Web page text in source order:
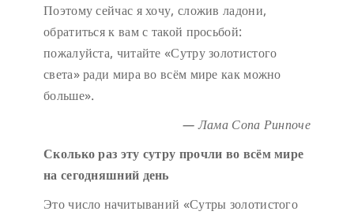
Поэтому сейчас я хочу, сложив ладони,
обратиться к вам с такой просьбой:
пожалуйста, читайте «Сутру золотистого
света» ради мира во всём мире как можно
больше».
— Лама Сопа Ринпоче
Сколько раз эту сутру прочли во всём мире
на сегодняшний день
Это число начитываний «Сутры золотистого